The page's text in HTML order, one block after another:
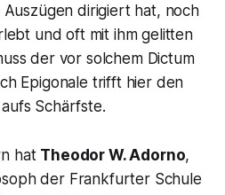
dirigiert hat, noch
und oft mit ihm gelitten
der vor solchem Dictum
Epigonale trifft hier den
Schärfste.
hat Theodor W. Adorno,
der Frankfurter Schule